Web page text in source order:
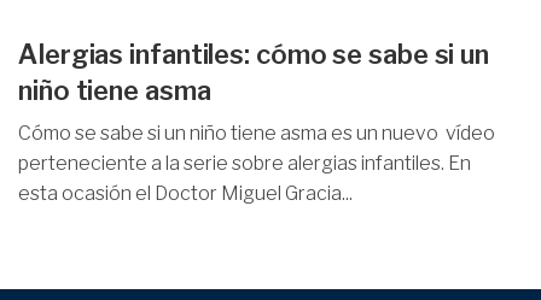
Alergias infantiles: cómo se sabe si un
niño tiene asma
Cómo se sabe si un niño tiene asma es un nuevo vídeo
perteneciente a la serie sobre alergias infantiles. En
esta ocasión el Doctor Miguel Gracia...